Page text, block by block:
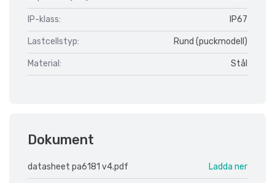
IP-klass: IP67
Lastcellstyp: Rund (puckmodell)
Material: Stål
Dokument
datasheet pa6181 v4.pdf Ladda ner